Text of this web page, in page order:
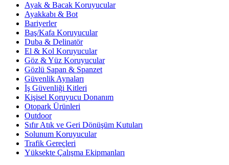
Ayak & Bacak Koruyucular
Ayakkabı & Bot
Bariyerler
Baş/Kafa Koruyucular
Duba & Delinatör
El & Kol Koruyucular
Göz & Yüz Koruyucular
Gözlü Sapan & Spanzet
Güvenlik Aynaları
İş Güvenliği Kitleri
Kişisel Koruyucu Donanım
Otopark Ürünleri
Outdoor
Sıfır Atık ve Geri Dönüşüm Kutuları
Solunum Koruyucular
Trafik Gereçleri
Yüksekte Çalışma Ekipmanları